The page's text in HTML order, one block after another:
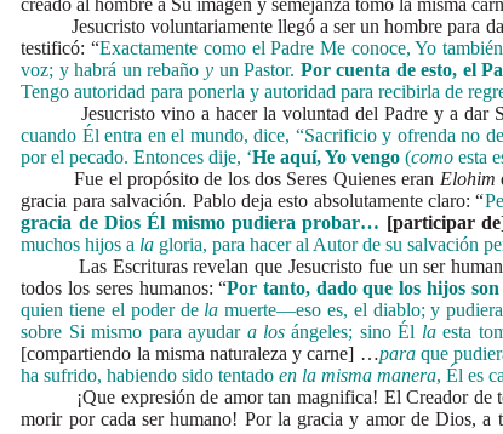
creado al hombre a Su imagen y semejanza tomó la misma
Jesucristo voluntariamente llegó a ser un hombre para dar
testificó: “Exactamente como el Padre Me conoce, Yo
voz; y habrá un rebañoy un Pastor. Por cuenta de esto, el
Tengo autoridad para ponerla y autoridad para recibirla de
Jesucristo vino a hacer la voluntad del Padre y a dar Su
cuando Él entra en el mundo, dice, “Sacrificio y ofrenda no
por el pecado. Entonces dije, ‘He aquí, Yo vengo (como esta
Fue el propósito de los dos Seres Quienes eran Elohim
gracia para salvación. Pablo deja esto absolutamente claro: “
gracia de Dios Él mismo pudiera probar… [participar
muchos hijos a la gloria, para hacer al Autor de su salvación
Las Escrituras revelan que Jesucristo fue un ser humano
todos los seres humanos: “Por tanto, dado que los hijos
quien tiene el poder de lamuerte—eso es, el diablo; y
sobre Si mismo para ayudar a los ángeles; sino Él laesta
[compartiendo la misma naturaleza y carne] …para que
ha sufrido, habiendo sido tentadoen la misma manera, Él es
¡Que expresión de amor tan magnifica! El Creador de
morir por cada ser humano! Por la gracia y amor de Dios, a